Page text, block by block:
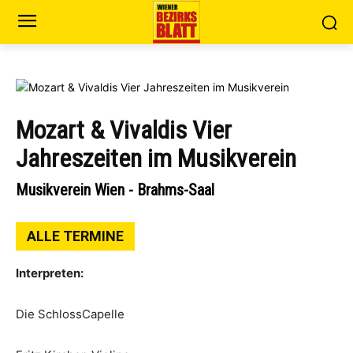
Mozart & Vivaldis Vier
Jahreszeiten im Musikverein
Musikverein Wien - Brahms-Saal
ALLE TERMINE
Interpreten:
Die SchlossCapelle